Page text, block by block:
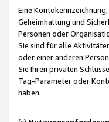
Eine
Geheimhaltung und
Personen oder
Sie sind für alle
oder einer anderen
Sie Ihren privaten
Tag-Parameter oder
haben.